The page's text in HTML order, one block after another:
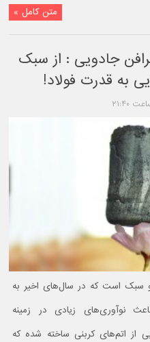
متن کامل »
جادویی : از سبک
به قدرت فولاد!
سبک است که در سال‌های اخیر به
نوآوری‌های زیادی در زمینه
از اتم‌های کربنی ساخته شده که